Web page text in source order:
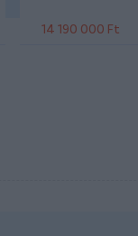
14 190 000 Ft